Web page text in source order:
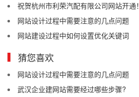
祝贺杭州市利荣汽配有限公司网站开通！
网站设计过程中需要注意的几点问题
网站建设过程中如何设置优化关键词
猜您喜欢
网站设计过程中需要注意的几点问题
武汉企业建网站需要经过哪些步骤?